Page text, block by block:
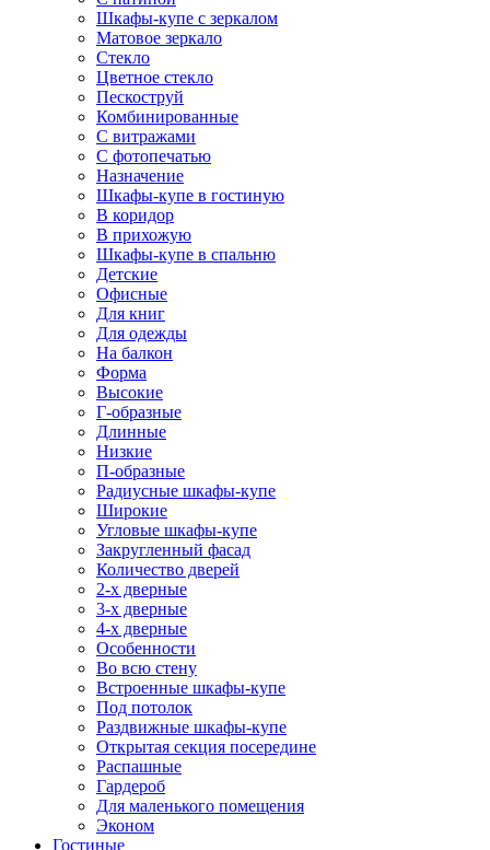
Шкафы-купе с зеркалом
Матовое зеркало
Стекло
Цветное стекло
Пескоструй
Комбинированные
С витражами
С фотопечатью
Назначение
Шкафы-купе в гостиную
В коридор
В прихожую
Шкафы-купе в спальню
Детские
Офисные
Для книг
Для одежды
На балкон
Форма
Высокие
Г-образные
Длинные
Низкие
П-образные
Радиусные шкафы-купе
Широкие
Угловые шкафы-купе
Закругленный фасад
Количество дверей
2-х дверные
3-х дверные
4-х дверные
Особенности
Во всю стену
Встроенные шкафы-купе
Под потолок
Раздвижные шкафы-купе
Открытая секция посередине
Распашные
Гардероб
Для маленького помещения
Эконом
Гостиные